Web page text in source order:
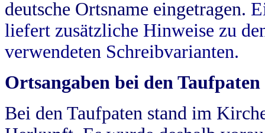
deutsche Ortsname eingetragen.
liefert zusätzliche Hinweise zu
verwendeten Schreibvarianten.
Ortsangaben bei den Taufpaten
Bei den Taufpaten stand im